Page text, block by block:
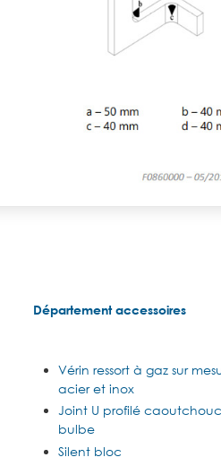
Département accessoires
Vérin ressort à gaz sur
acier et inox
Joint U profilé caoutchouc
bulbe
Silent bloc